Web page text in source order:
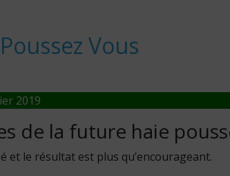
Vous
2019
de la future haie
et le résultat est plus qu’encourageant.